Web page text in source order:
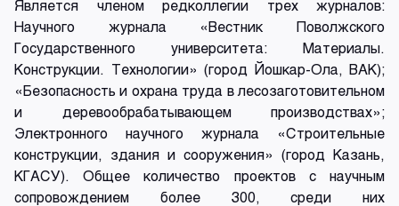
Является членом редколлегии трех журналов:
Научного журнала «Вестник Поволжского
Государственного университета: Материалы.
Конструкции. Технологии» (город Йошкар-Ола, ВАК);
«Безопасность и охрана труда в лесозаготовительном
и деревообрабатывающем производствах»;
Электронного научного журнала «Строительные
конструкции, здания и сооружения» (город Казань,
КГАСУ). Общее количество проектов с научным
сопровождением более 300, среди них